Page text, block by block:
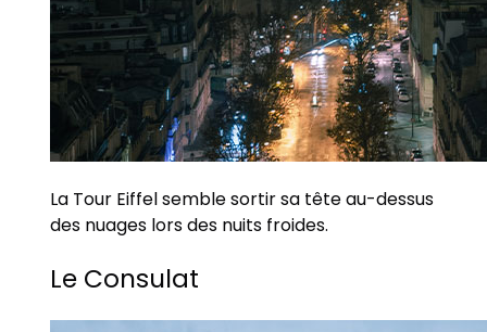
La Tour Eiffel semble sortir sa tête au-dessus
des nuages ​​lors des nuits froides.
Le Consulat